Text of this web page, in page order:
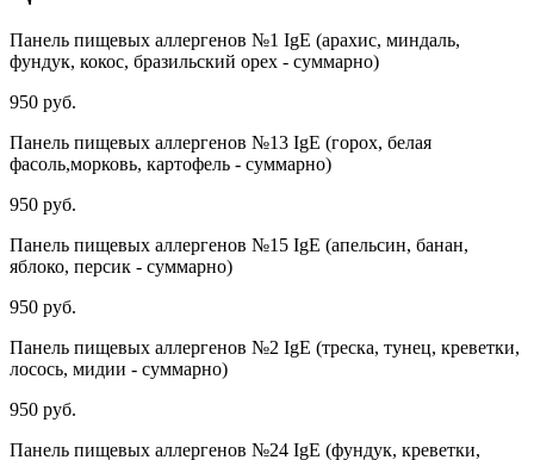
Панель пищевых аллергенов №1 IgE (арахис, миндаль,
фундук, кокос, бразильский орех - суммарно)
950 руб.
Панель пищевых аллергенов №13 IgE (горох, белая
фасоль,морковь, картофель - суммарно)
950 руб.
Панель пищевых аллергенов №15 IgE (апельсин, банан,
яблоко, персик - суммарно)
950 руб.
Панель пищевых аллергенов №2 IgE (треска, тунец, креветки,
лосось, мидии - суммарно)
950 руб.
Панель пищевых аллергенов №24 IgE (фундук, креветки,